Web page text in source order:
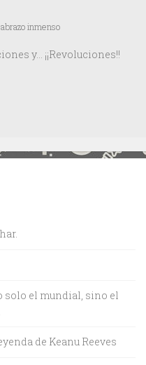
inmenso
y… ¡¡Revoluciones!!
solo el mundial, sino el
de Keanu Reeves